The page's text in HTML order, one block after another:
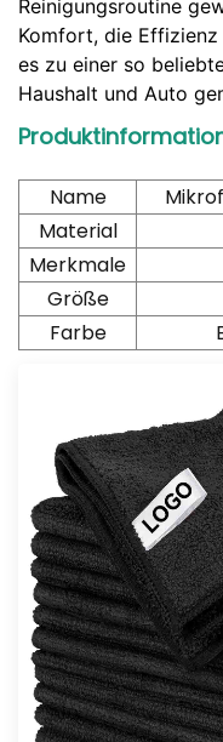
Reinigungsroutine
Komfort, die Effizienz
es zu einer so
Haushalt und Auto
Name
Material
Merkmale
Größe
Farbe